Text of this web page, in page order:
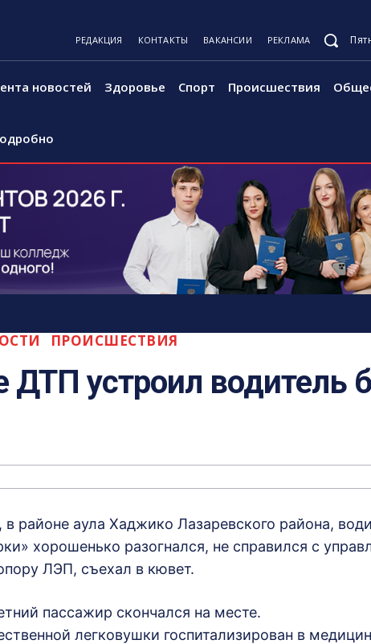
РЕДАКЦИЯ КОНТАКТЫ ВАКАНСИИ РЕКЛАМА
новостей Здоровье Спорт Происшествия
ПРОИСШЕСТВИЯ
ДТП устроил водитель
районе аула Хаджико Лазаревского района,
хорошенько разогнался, не справился с
ЛЭП, съехал в кювет.
пассажир скончался на месте.
легковушки госпитализирован в